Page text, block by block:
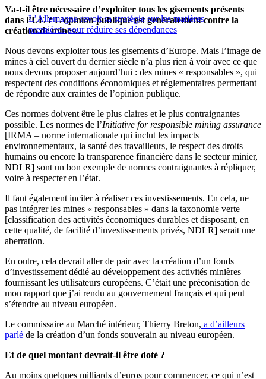
L’Allemagne revoit sa stratégie sur les matières
premières pour réduire ses dépendances
Va-t-il être nécessaire d’exploiter tous les gisements présents
dans l’UE ? L’opinion publique est généralement contre la
création de mines…
Nous devons exploiter tous les gisements d’Europe. Mais l’image de
mines à ciel ouvert du dernier siècle n’a plus rien à voir avec ce que
nous devons proposer aujourd’hui : des mines « responsables », qui
respectent des conditions économiques et réglementaires permettant
de répondre aux craintes de l’opinion publique.
Ces normes doivent être le plus claires et le plus contraignantes
possible. Les normes de l’Initiative for responsible mining assurance
[IRMA – norme internationale qui inclut les impacts
environnementaux, la santé des travailleurs, le respect des droits
humains ou encore la transparence financière dans le secteur minier,
NDLR] sont un bon exemple de normes contraignantes à répliquer,
voire à respecter en l’état.
Il faut également inciter à réaliser ces investissements. En cela, ne
pas intégrer les mines « responsables » dans la taxonomie verte
[classification des activités économiques durables et disposant, en
cette qualité, de facilité d’investissements privés, NDLR] serait une
aberration.
En outre, cela devrait aller de pair avec la création d’un fonds
d’investissement dédié au développement des activités minières
fournissant les utilisateurs européens. C’était une préconisation de
mon rapport que j’ai rendu au gouvernement français et qui peut
s’étendre au niveau européen.
Le commissaire au Marché intérieur, Thierry Breton, a d’ailleurs
parlé de la création d’un fonds souverain au niveau européen.
Et de quel montant devrait-il être doté ?
Au moins quelques milliards d’euros pour commencer, ce qui n’est